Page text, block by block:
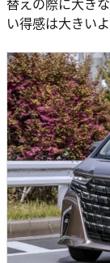
い得感は大きいよ